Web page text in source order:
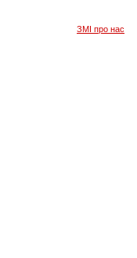
ЗМІ про нас